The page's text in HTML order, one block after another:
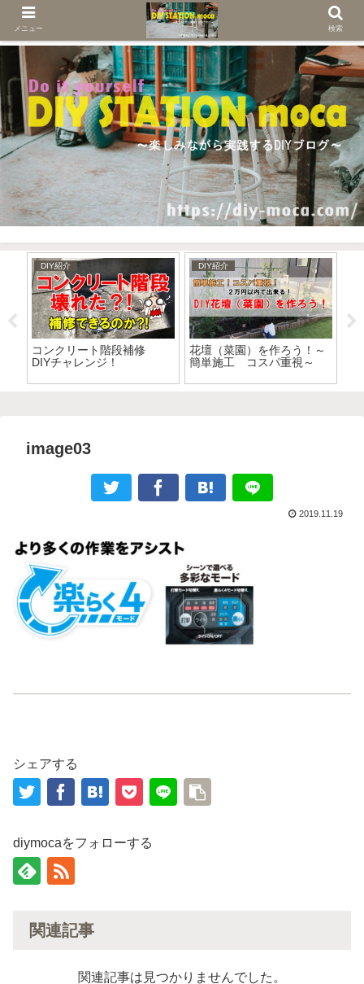
DIY紹介
コンクリート階段補修
DIYチャレンジ！
DIY紹介
花壇（菜園）を作ろう！～
簡単施工 コスパ重視～
image03
2019.11.19
シェアする
diymocaをフォローする
関連記事
関連記事は見つかりませんでした。
メニュー 検索